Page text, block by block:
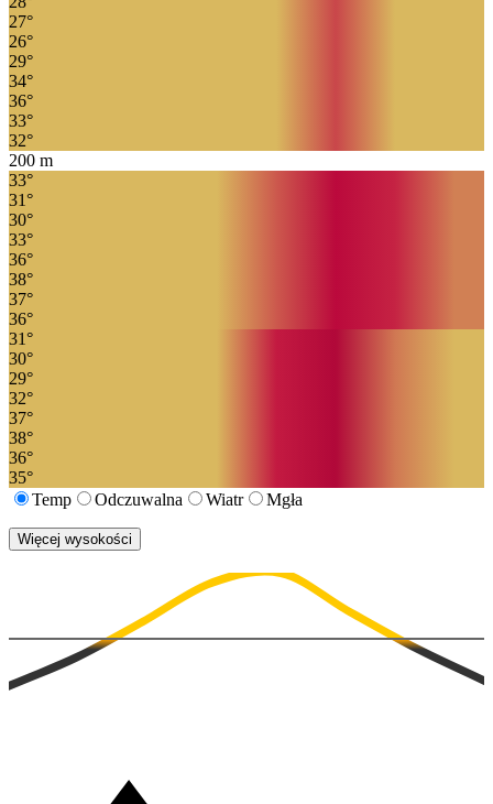
27°
26°
29°
34°
36°
33°
32°
200 m
33°
31°
30°
33°
36°
38°
37°
36°
31°
30°
29°
32°
37°
38°
36°
35°
Temp
Odczuwalna Wiatr Mgła
Więcej wysokości